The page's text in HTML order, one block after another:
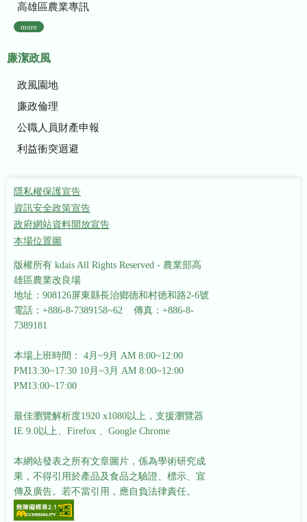
高雄區農業專訊
more
廉潔政風
政風園地
廉政倫理
公職人員財產申報
利益衝突迴避
隱私權保護宣告
資訊安全政策宣告
政府網站資料開放宣告
本場位置圖
版權所有 kdais All Rights Reserved - 農業部高
雄區農業改良場
地址：908126屏東縣長治鄉德和村德和路2-6號
電話：+886-8-7389158~62 傳真：+886-8-
7389181
本場上班時間： 4月~9月 AM 8:00~12:00
PM13:30~17:30 10月~3月 AM 8:00~12:00
PM13:00~17:00
最佳瀏覽解析度1920 x1080以上，支援瀏覽器
IE 9.0以上、Firefox 、Google Chrome
本網站發表之所有文章圖片，係為學術研究成
果，不得引用於產品及食品之驗證、標示、宣
傳及廣告。若不當引用，應自負法律責任。